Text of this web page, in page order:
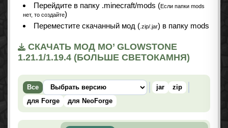
Перейдите в папку .minecraft/mods (Если папки mods
нет, то создайте)
Переместите скачанный мод ( .zip/.jar) в папку mods
СКАЧАТЬ МОД MO’ GLOWSTONE
1.21.1/1.19.4 (БОЛЬШЕ СВЕТОКАМНЯ)
Все jar
zip
для Forge
для NeoForge